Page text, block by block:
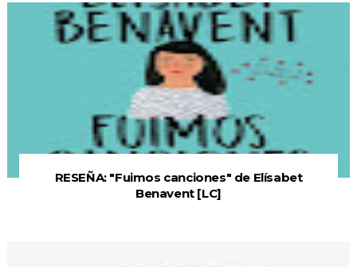
RESEÑA: "Fuimos canciones" de Elísabet
Benavent [LC]